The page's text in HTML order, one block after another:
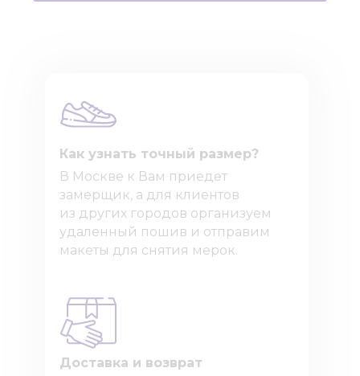
Доставка и возврат
В Москве к Вам приедет
замерщик, а для клиентов
из других городов организуем
удаленный пошив и отправим
макеты для снятия мерок.
Как узнать точный размер?